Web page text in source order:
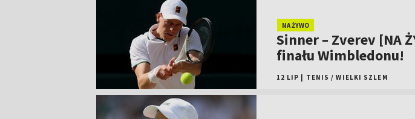
NA ŻYWO
Sinner – Zverev [NA
finału Wimbledonu!
12 LIP TENIS / WIELKI SZLEM